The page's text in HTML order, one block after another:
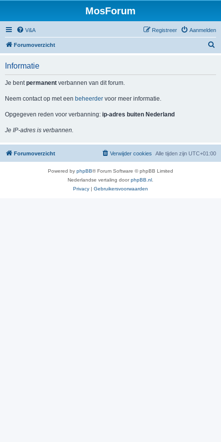
MosForum
V&A Aanmelden
Registreer
Forumoverzicht
Informatie
Je bentpermanent verbannen van dit forum.
Neem contact op met een beheerder voor meer informatie.
Opgegeven reden voor verbanning: ip-adres buiten Nederland
Je IP-adres is verbannen.
Forumoverzicht Alle tijden zijn UTC+01:00
Verwijder cookies
Powered by phpBB® Forum Software © phpBB Limited
Nederlandse vertaling doorphpBB.nl
Privacy | Gebruikersvoorwaarden